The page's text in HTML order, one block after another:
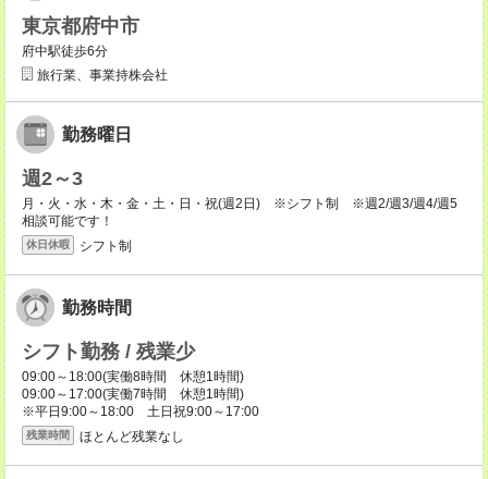
東京都府中市
府中駅徒歩6分
旅行業、事業持株会社
勤務曜日
週2～3
月・火・水・木・金・土・日・祝(週2日) ※シフト制 ※週2/週3/週4/週5
相談可能です！
休日休暇 シフト制
勤務時間
シフト勤務 / 残業少
09:00～18:00(実働8時間 休憩1時間)
09:00～17:00(実働7時間 休憩1時間)
※平日9:00～18:00 土日祝9:00～17:00
残業時間 ほとんど残業なし